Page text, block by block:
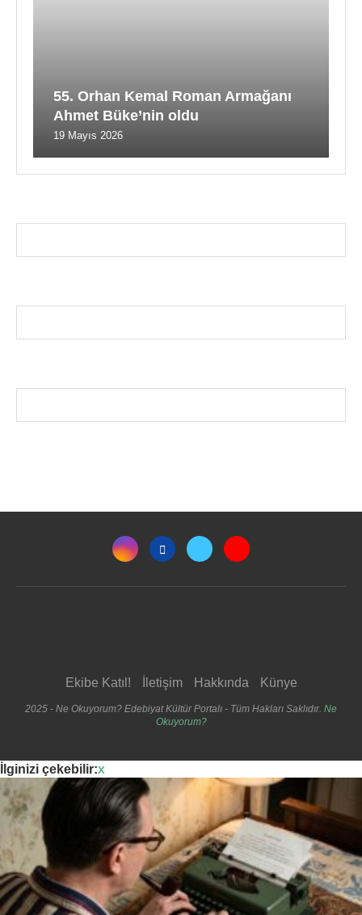
55. Orhan Kemal Roman Armağanı
Ahmet Büke’nin oldu
19 Mayıs 2026
Ekibe Katıl! İletişim Hakkında Künye
2025 - Ne Okuyorum? Edebiyat Kültür Portalı - Tüm Hakları Saklıdır. Ne
Okuyorum?
İlginizi çekebilir:x